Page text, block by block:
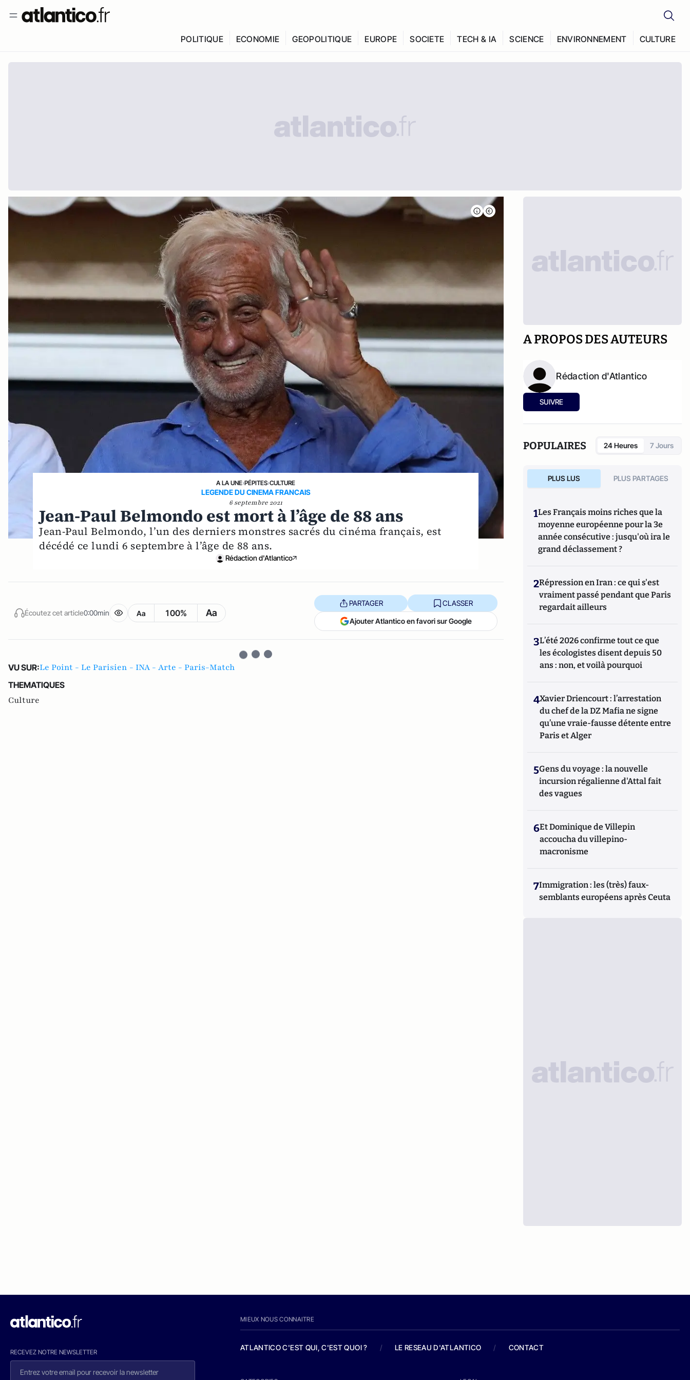
POLITIQUE ECONOMIE GEOPOLITIQUE EUROPE SOCIETE TECH & IA SCIENCE ENVIRONNEMENT CULTURE
A LA UNE›PÉPITES›CULTURE
LEGENDE DU CINEMA FRANCAIS
6 septembre 2021
Jean-Paul Belmondo est mort à l’âge de 88 ans
Jean-Paul Belmondo, l’un des derniers monstres sacrés du cinéma français, est
décédé ce lundi 6 septembre à l’âge de 88 ans.
Rédaction d'Atlantico
Écoutez cet article0:00min Aa 100% Aa
PARTAGER CLASSER
Ajouter Atlantico en favori sur Google
VU SUR:Le Point - Le Parisien - INA - Arte - Paris-Match
THEMATIQUES
Culture
A PROPOS DES AUTEURS
Rédaction d'Atlantico
SUIVRE
POPULAIRES 24 Heures 7 Jours
PLUS LUS PLUS PARTAGES
1Les Français moins riches que la
moyenne européenne pour la 3e
année consécutive : jusqu'où ira le
grand déclassement ?
2Répression en Iran : ce qui s'est
vraiment passé pendant que Paris
regardait ailleurs
3L’été 2026 confirme tout ce que
les écologistes disent depuis 50
ans : non, et voilà pourquoi
4Xavier Driencourt : l’arrestation
du chef de la DZ Mafia ne signe
qu’une vraie-fausse détente entre
Paris et Alger
5Gens du voyage : la nouvelle
incursion régalienne d'Attal fait
des vagues
6Et Dominique de Villepin
accoucha du villepino-
macronisme
7Immigration : les (très) faux-
semblants européens après Ceuta
RECEVEZ NOTRE NEWSLETTER
MIEUX NOUS CONNAITRE
ATLANTICO C'EST QUI, C'EST QUOI ? / LE RESEAU D'ATLANTICO / CONTACT